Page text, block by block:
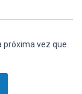
próxima vez que